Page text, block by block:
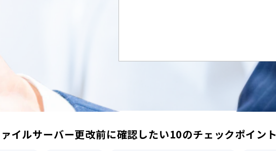
イルサーバー更改前に確認したい10のチェックポイント